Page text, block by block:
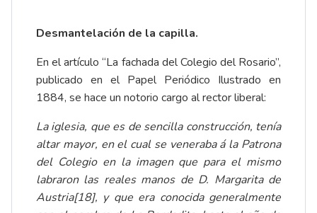
Desmantelación de la capilla.
En el artículo “La fachada del Colegio del Rosario”,
publicado en el Papel Periódico Ilustrado en
1884, se hace un notorio cargo al rector liberal:
La iglesia, que es de sencilla construcción, tenía
altar mayor, en el cual se veneraba á la Patrona
del Colegio en la imagen que para el mismo
labraron las reales manos de D. Margarita de
Austria[18], y que era conocida generalmente